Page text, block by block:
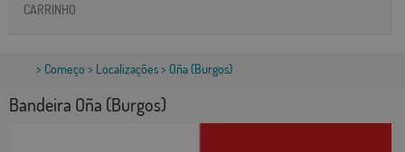
CARRINHO
> Começo > Localizações> Oña (Burgos)
Bandeira Oña (Burgos)